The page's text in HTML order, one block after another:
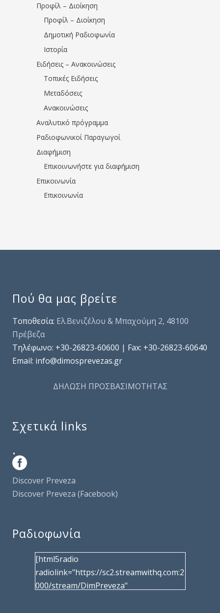
Προφίλ – Διοίκηση
Προφίλ – Διοίκηση
Δημοτική Ραδιοφωνία
Ιστορία
Ειδήσεις – Ανακοινώσεις
Τοπικές Ειδήσεις
Μεταδόσεις
Ανακοινώσεις
Αναλυτικό πρόγραμμα
Ραδιοφωνικοί Παραγωγοί
Διαφήμιση
Επικοινωνήστε για διαφήμιση
Επικοινωνία
Επικοινωνία
Πού θα μας βρείτε
Τοποθεσία: Ελ.Βενιζέλου & Μπαχούμη 2, 48100
Πρέβεζα
Τηλέφωνo: +30-26823-60600 | Fax: +30-26823-60640
Email: info@dimosprevezas.gr
ΔΗΛΩΣΗ ΠΡΟΣΒΑΣΙΜΟΤΗΤΑΣ
Σχετικά links
.
Discover Preveza
Discover Preveza (Facebook)
Ραδιοφωνία
[html5radio
radiolink="https://sc2.streamwithq.com:2
000/stream/DimPreveza"